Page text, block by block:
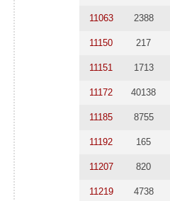
11063 2388
11150 217
11151 1713
11172 40138
11185 8755
11192 165
11207 820
11219 4738